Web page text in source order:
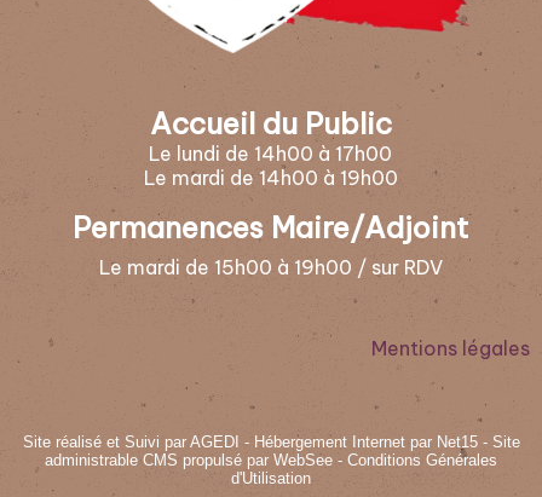
Accueil du Public
Le lundi de 14h00 à 17h00
Le mardi de 14h00 à 19h00
Permanences Maire/Adjoint
Le mardi de 15h00 à 19h00 / sur RDV
Mentions légales
Site réalisé et Suivi par AGEDI - Hébergement Internet par Net15 - Site
administrable CMS propulsé par WebSee - Conditions Générales
d'Utilisation